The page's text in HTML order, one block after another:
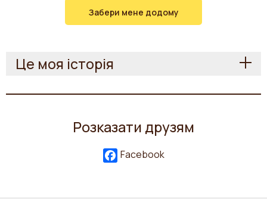
Забери мене додому
Це моя історія
Розказати друзям
Facebook